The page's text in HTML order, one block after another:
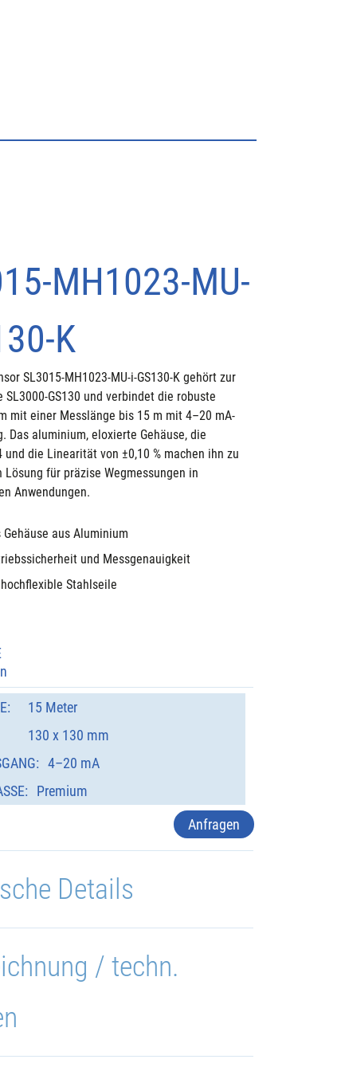
MH1023-MU-
K
SL3015-MH1023-MU-i-GS130-K gehört zur
SL3000-GS130 und verbindet die robuste
mit einer Messlänge bis 15 m mit 4–20 mA-
Das aluminium, eloxierte Gehäuse, die
und die Linearität von ±0,10 % machen ihn zu
Lösung für präzise Wegmessungen in
Anwendungen.
Gehäuse aus Aluminium
und Messgenauigkeit
Stahlseile
15 Meter
130 x 130 mm
4–20 mA
Premium
Anfragen
Details
/ techn.